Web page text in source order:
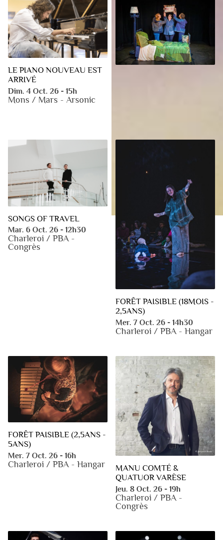
LE PIANO NOUVEAU EST
ARRIVÉ
Dim. 4 Oct. 26 - 15h
Mons / Mars - Arsonic
SONGS OF TRAVEL
Mar. 6 Oct. 26 - 12h30
Charleroi / PBA -
Congrès
FORÊT PAISIBLE (18MOIS -
2,5ANS)
Mer. 7 Oct. 26 - 14h30
Charleroi / PBA - Hangar
FORÊT PAISIBLE (2,5ANS -
5ANS)
Mer. 7 Oct. 26 - 16h
Charleroi / PBA - Hangar
MANU COMTÉ &
QUATUOR VARÈSE
Jeu. 8 Oct. 26 - 19h
Charleroi / PBA -
Congrès